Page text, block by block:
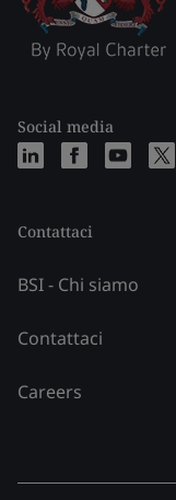
Social media
Contattaci
BSI - Chi siamo
Contattaci
Careers